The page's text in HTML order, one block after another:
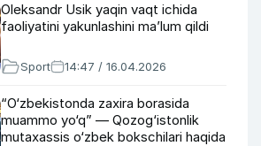
Oleksandr Usik yaqin vaqt ichida
faoliyatini yakunlashini ma’lum qildi
Sport 14:47 / 16.04.2026
“O‘zbekistonda zaxira borasida
muammo yo‘q” — Qozog‘istonlik
mutaxassis o‘zbek bokschilari haqida